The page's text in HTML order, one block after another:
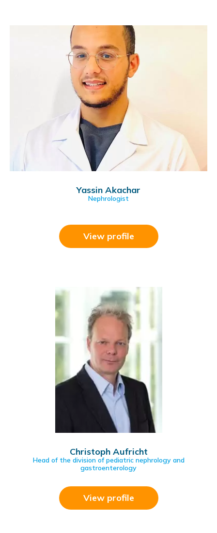
Yassin Akachar
Nephrologist
View profile
Christoph Aufricht
Head of the division of pediatric nephrology and
gastroenterology
View profile